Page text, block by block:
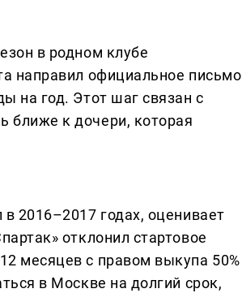
в родном клубе
направил официальное письмо
на год. Этот шаг связан с
ближе к дочери, которая
2016–2017 годах, оценивает
отклонил стартовое
месяцев с правом выкупа 50%
в Москве на долгий срок,